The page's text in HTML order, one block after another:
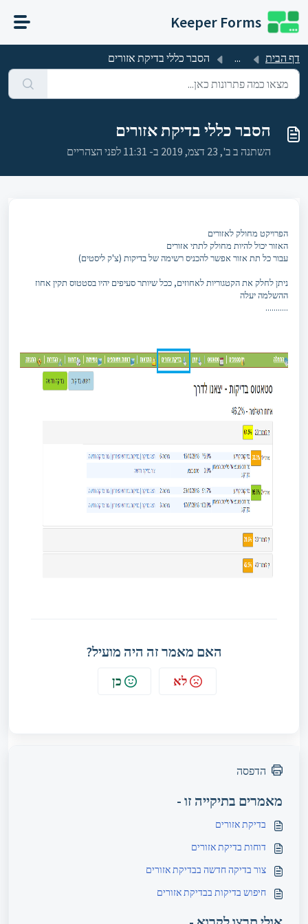
Keeper Forms
דף הבית ... הסבר כללי בדיקת אזורים
הסבר כללי בדיקת אזורים
השתנה ב ב', 23 דצמ, 2019 ב- 11:31 לפני הצהריים
הפרויקט מחולק לאזורים
האזור יכול להיות מחולק לתתי אזורים
עבור כל תת אזור אפשר להכניס רשימה של בדיקות (צ'ק ליסטים)
ניתן לחלק את הקטגוריות לאחוזים, ככל שיותר סעיפים יהיו בסטטוס תקין אחוז
ההשלמה יעלה
...........
האם מאמר זה היה מועיל?
לא כן
הדפסה
מאמרים בתיקייה זו -
בדיקת אזורים
דוחות בדיקת אזורים
צור בדיקה חדשה בבדיקת אזורים
חיפוש בדיקות בבדיקת אזורים